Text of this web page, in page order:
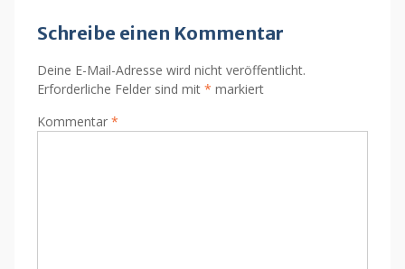
Schreibe einen Kommentar
Deine E-Mail-Adresse wird nicht veröffentlicht.
Erforderliche Felder sind mit * markiert
Kommentar *